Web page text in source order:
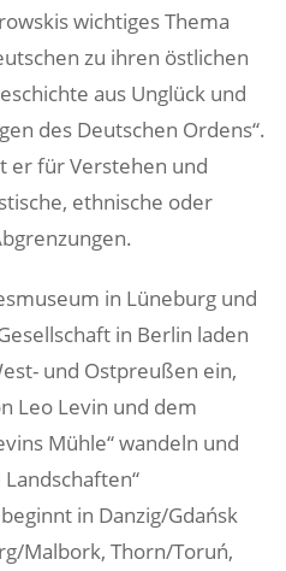
wichtiges Thema
zu ihren östlichen
aus Unglück und
des Deutschen Ordens“.
er für Verstehen und
ethnische oder
in Lüneburg und
in Berlin laden
und Ostpreußen ein,
Leo Levin und dem
Mühle“ wandeln und
in Danzig/Gdańsk
Malbork, Thorn/Toruń,